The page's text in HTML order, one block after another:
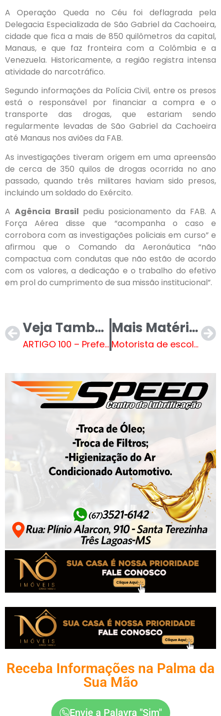
A Operação Queda no Céu foi deflagrada pela
Delegacia Especializada de São Gabriel da Cachoeira,
cidade que fica a mais de 850 quilômetros da capital,
Manaus, e que faz fronteira com a Colômbia e a
Venezuela. Historicamente, a região registra intensa
atividade do narcotráfico.
Segundo informações da Polícia Civil, entre os presos
está o responsável por financiar a compra e o
transporte das drogas, que estariam sendo
regularmente levadas de São Gabriel da Cachoeira
até Manaus nos aviões da FAB.
As investigações tiveram origem em uma apreensão
de cerca de 350 quilos de drogas ocorrida no ano
passado, quando três militares haviam sido presos,
incluindo um soldado do Exército.
A Agência Brasil pediu posicionamento da FAB. A
Força Aérea disse que “acompanha o caso e
corrobora com as investigações policiais em curso” e
afirmou que o Comando da Aeronáutica “não
compactua com condutas que não estão de acordo
com os valores, a dedicação e o trabalho do efetivo
em prol do cumprimento de sua missão institucional”.
Veja Também
ARTIGO 100 – Prefeitura convoca 257 professores para procedimentos admissionais
Mais Matérias
Motorista de escolar é morto a tiros após discussão com vizinho. Vídeo
Receba Informações na Palma da
Sua Mão
Envie a Palavra "Sim"